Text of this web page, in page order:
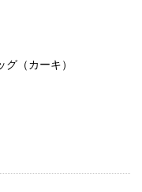
（カーキ）